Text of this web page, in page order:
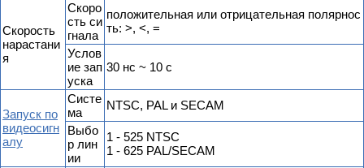
Скорость
нарастани
я
Скоро
сть си
гнала
положительная или отрицательная полярнос
ть: >, <, =
Услов
ие зап
уска
30 нс ~ 10 с
Запуск по
видеосигн
алу
Cисте
ма
NTSC, PAL и SECAM
Выбо
р лин
ии
1 - 525 NTSC
1 - 625 PAL/SECAM